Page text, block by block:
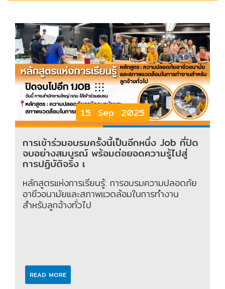
15 Sep 2025
การเข้าร่วมอบรมครั้งนี้เป็นอีกหนึ่ง Job ที่ปิด
จบอย่างสมบูรณ์ พร้อมต่อยอดความรู้ไปสู่
การปฏิบัติจริง เ
หลักสูตรแห่งการเรียนรู้: การอบรมความปลอดภัย
อาชีวอนามัยและสภาพแวดล้อมในการทำงาน
สำหรับลูกจ้างทั่วไป
READ MORE